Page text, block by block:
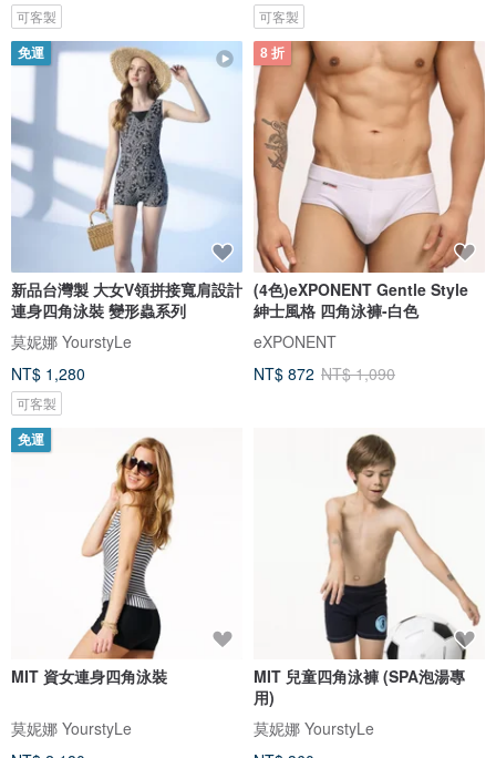
可客製 可客製
免運
新品台灣製 大女V領拼接寬肩設計
連身四角泳裝 變形蟲系列
莫妮娜 YourstyLe
NT$ 1,280
可客製
8 折
(4色)eXPONENT Gentle Style
紳士風格 四角泳褲-白色
eXPONENT
NT$ 872 NT$ 1,090
免運
MIT 資女連身四角泳裝
莫妮娜 YourstyLe
MIT 兒童四角泳褲 (SPA泡湯專
用)
莫妮娜 YourstyLe